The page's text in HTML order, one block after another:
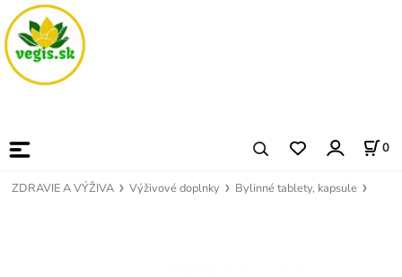
0
ZDRAVIE A VÝŽIVA Výživové doplnky Bylinné tablety, kapsule